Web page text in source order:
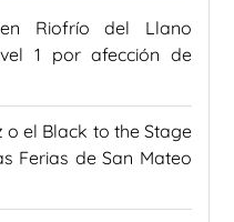
Riofrío del Llano
1 por afección de
o el Black to the Stage
Ferias de San Mateo